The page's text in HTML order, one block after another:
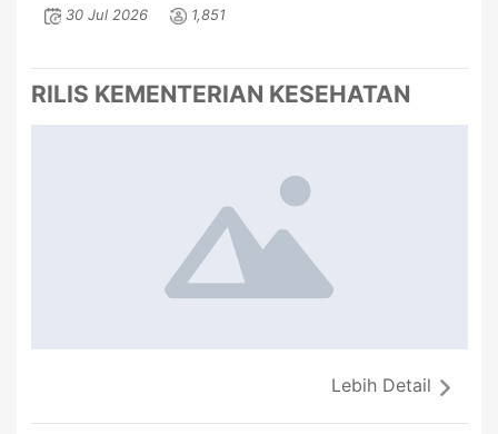
30 Jul 2026 1,851
RILIS KEMENTERIAN KESEHATAN
Lebih Detail